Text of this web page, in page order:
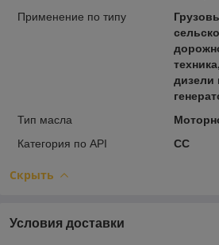
Применение по типу
дизели
Тип масла
Категория по API
СС
Скрыть
Условия доставки